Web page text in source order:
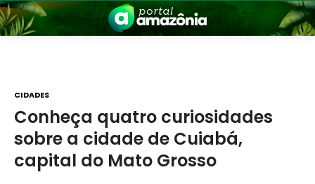
CIDADES
Conheça quatro curiosidades
sobre a cidade de Cuiabá,
capital do Mato Grosso